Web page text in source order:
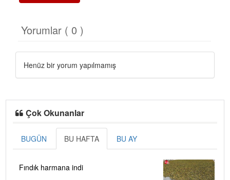
Yorumlar ( 0 )
Henüz bir yorum yapılmamış
Çok Okunanlar
BUGÜN BU HAFTA BU AY
Fındık harmana indi